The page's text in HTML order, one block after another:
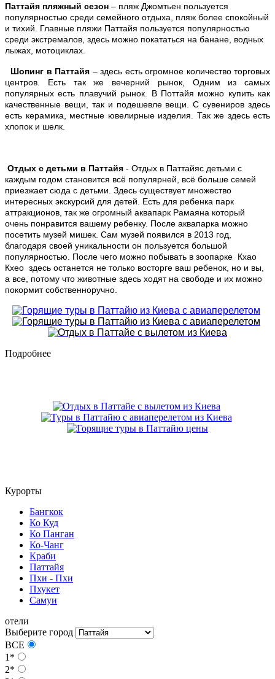
Паттайя пляжный сезон – пляж Джомтьен пользуется
популярностью среди семейного отдыха, пляж более спокойный
и тихий. Главные пляжи Паттайя пользуется популярностью
среди экстремалов, здесь можно покататься на банане, водных
лыжах, мотоциклах.
Шопинг в Паттайя – здесь есть огромное количество торговых
центров. Есть так же вечерний рынок, Одним из самых
популярных есть плавучий рынок. В Поттайя можно купить как
качественные вещи, так и подешевле вещи. С сувениров здесь
есть керамика, местные ювелирные изделия. Так же здесь есть
хлопок и шелк.
Отдых с детьми в Паттайя - Отдых в Паттайяс детьми с
каждым годом становится всё популярней, всё больше семей
приезжает сюда с детьми. Здесь существует множество
интересных экскурсий для детей. Есть для ребенка парк
аттракционов, так же огромный аквапарк Рамаяна который
очень понравится вашему ребенку. После аквапарка можно
посетить музей мишек. Сам музей появился в 2013 год,
благодаря своей уникальности он пользуется большой
популярностью. После чего можно побывать в зоопарке Кхао
Кхео здесь останется не только восторге ваш ребенок, но и вы,
а все, потому что животные здесь ходят на свободе и их можно
покормит собственноручно.
Подробнее
Курорты
Бангкок
Ко Куд
Ко Панган
Ко-Чанг
Краби
Паттайя
Пхи - Пхи
Пхукет
Самуи
отели
Выберите город
ВСЕ
1*
2*